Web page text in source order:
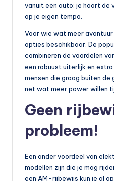
vanuit een auto: je hoort de
op je eigen tempo.
Voor wie wat meer
opties beschikbaar. De
combineren de voordelen
een robuust uiterlijk en
mensen die graag buiten
net wat meer power willen
Geen
probleem!
Een ander voordeel van
modellen zijn die je mag
een AM-rijbewijs kun je al